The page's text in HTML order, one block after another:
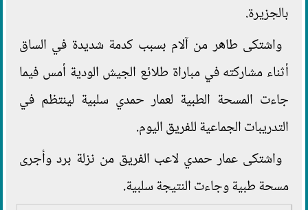
بالجزيرة.
واشتكى طاهر من آلام بسبب كدمة شديدة في الساق
أثناء مشاركته في مباراة طلائع الجيش الودية أمس فيما
جاءت المسحة الطبية لعمار حمدي سلبية لينتظم في
التدريبات الجماعية للفريق اليوم.
واشتكى عمار حمدي لاعب الفريق من نزلة برد وأجرى
مسحة طبية وجاءت النتيجة سلبية.